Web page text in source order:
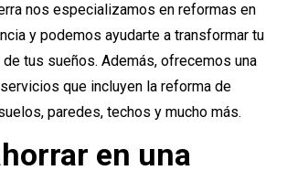
nos especializamos en reformas en
y podemos ayudarte a transformar tu
de tus sueños. Además, ofrecemos una
que incluyen la reforma de
paredes, techos y mucho más.
en una